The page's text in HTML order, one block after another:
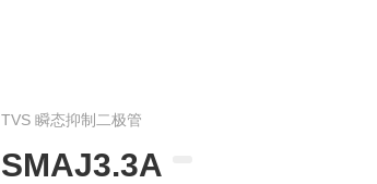
TVS 瞬态抑制二极管
SMAJ3.3A